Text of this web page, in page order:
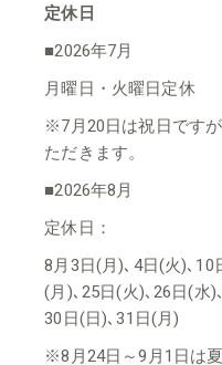
定休日
■2026年7月
月曜日・火曜日定休
※7月20日は祝日です
ただきます。
■2026年8月
定休日：
8月3日(月)､4日(火)､10
(月)､25日(火)､26日(水)
30日(日)､31日(月)
※8月24日～9月1日は